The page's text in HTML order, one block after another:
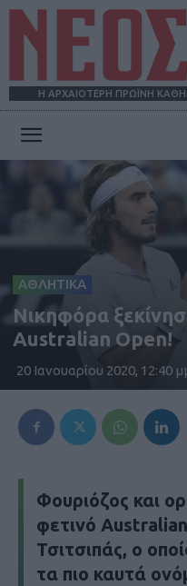
Η ΑΡΧΑΙΟΤΕΡΗ ΠΡΩΪΝΗ
ΑΘΛΗΤΙΚΑ
Νικηφόρα
Australian Open!
20 Ιανουαρίου 2020, 12:40
Φουριόζος και
φετινό
Τσιτσιπάς, ο
τα πιο καυτά